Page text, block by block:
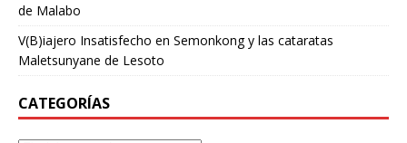
de Malabo
V(B)iajero Insatisfecho en Semonkong y las cataratas
Maletsunyane de Lesoto
CATEGORÍAS